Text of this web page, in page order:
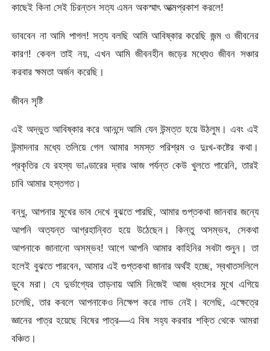
কাছেই কিনা সেই চিরন্তন সত্য এমন অকস্মাৎ আত্মপ্রকাশ করলে!
ভাববেন না আমি পাগল! সত্য বলছি আমি আবিষ্কার করেছি জন্ম ও জীবনের
কারণ! কেবল তাই নয়, এখন আমি জীবনহীন জড়ের মধ্যেও জীবন সঞ্চার
করবার ক্ষমতা অর্জন করেছি।
জীবন সৃষ্টি
এই অদ্ভুত আবিষ্কার করে আনন্দে আমি যেন উন্মত্ত হয়ে উঠলুম। এবং এই
উন্মাদনার মধ্যে তলিয়ে গেল আমার সমস্ত পরিশ্রম ও দুঃখ-কষ্টের কথা।
প্রকৃতির যে রহস্য ভাণ্ডারের দ্বার আজ পর্যন্ত কেউ খুলতে পারেনি, তারই
চাবি আমার হস্তগত।
বন্ধু, আপনার মুখের ভাব দেখে বুঝতে পারছি, আমার গুপ্তকথা জানবার জন্যে
আপনি অত্যন্ত আগ্রহান্বিত হয়ে উঠেছেন। কিন্তু অসম্ভব, সেকথা
আপনাকে জানানো অসম্ভব! আগে আপনি আমার কাহিনির সবটা শুনুন। তা
হলেই বুঝতে পারবেন, আমার এই গুপ্তকথা জানার অর্থই হচ্ছে, স্বখাতসলিলে
ড়ুবে মরা। যে দুর্ভাগ্যের তাড়নায় আমি নিজেই আজ ধ্বংসের মুখে এগিয়ে
চলেছি, তার কবলে আপনাকেও নিক্ষেপ করে লাভ নেই। বলেছি, এক্ষেত্রে
জ্ঞানের পাত্র হয়েছে বিষের পাত্র—এ বিষ সহ্য করবার শক্তি থেকে আমরা
বঞ্চিত।